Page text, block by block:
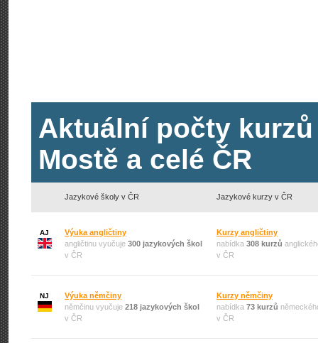
Aktuální počty
Mostě a celé ČR
Jazykové školy v ČR Jazykové kurzy v ČR
AJ
Výuka angličtiny
angličtinu vyučuje 300 jazykových škol
v ČR
Kurzy angličtiny
nabídka 308 kurzů
v ČR
NJ
Výuka němčiny
němčinu vyučuje 218 jazykových škol
v ČR
Kurzy němčiny
nabídka 73 kurzů
v ČR